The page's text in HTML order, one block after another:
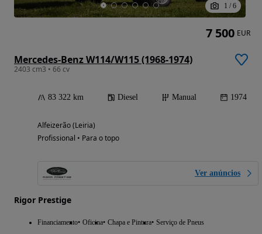
1 / 6
Mercedes-Benz W114/W115 (1968-1974)
2403 cm3 • 66 cv
83 322 km Diesel Manual 1974
Alfeizerão (Leiria)
Profissional • Para o topo
Ver anúncios
Rigor Prestige
Financiamento Oficina Chapa e Pintura Serviço de Pneus
7 500 EUR